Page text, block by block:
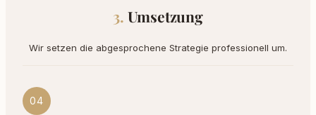
Umsetzung
Wir setzen die abgesprochene Strategie professionell um.
04